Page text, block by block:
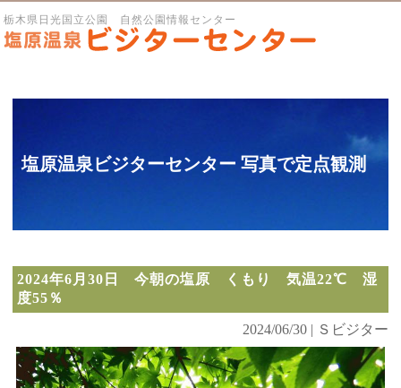
栃木県日光国立公園 自然公園情報センター
塩原温泉ビジターセンター 写真で定点観測
2024年6月30日 今朝の塩原 くもり 気温22℃ 湿
度55％
2024/06/30 | Ｓビジター